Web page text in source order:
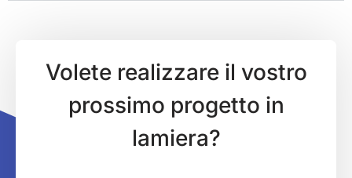
Volete realizzare il vostro
prossimo progetto in
lamiera?